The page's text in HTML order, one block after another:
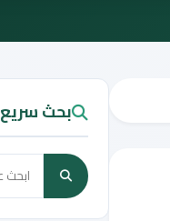
بحث سريع